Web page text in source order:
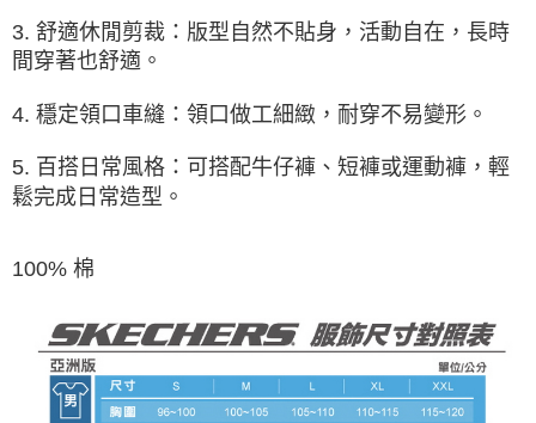
3. 舒適休閒剪裁：版型自然不貼身，活動自在，長時
間穿著也舒適。
4. 穩定領口車縫：領口做工細緻，耐穿不易變形。
5. 百搭日常風格：可搭配牛仔褲、短褲或運動褲，輕
鬆完成日常造型。
100% 棉